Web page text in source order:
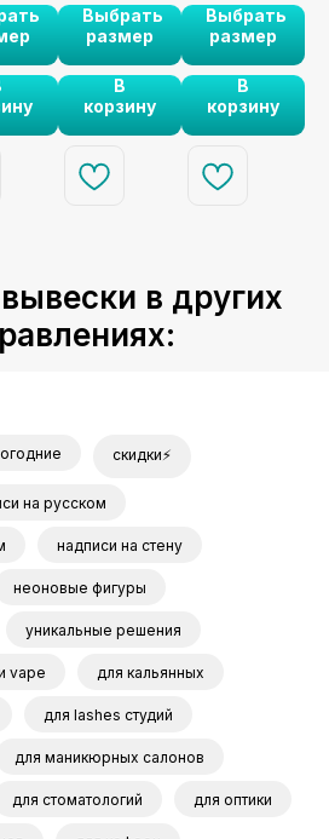
ЗООСАЛОНА
Выбрать
размер
В
корзину
элемент декора
для креативных
пространств и
студий.
Выбрать
размер
В
корзину
в других
скидки⚡
на русском
надписи на стену
неоновые фигуры
уникальные решения
vape для кальянных
для lashes студий
для маникюрных салонов
для стоматологий для оптики